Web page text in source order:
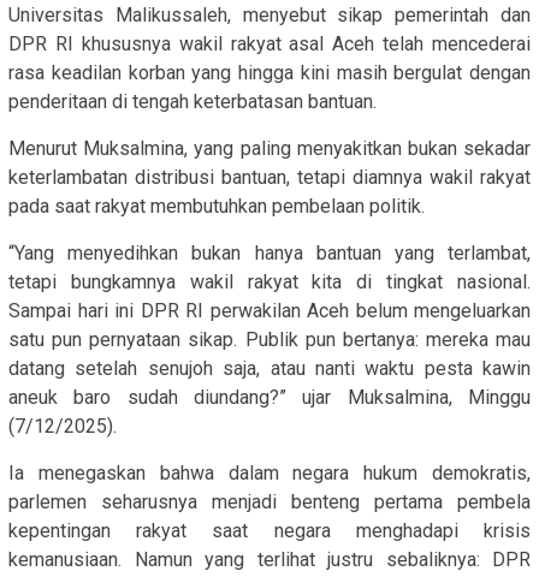
Universitas Malikussaleh, menyebut sikap pemerintah dan
DPR RI khususnya wakil rakyat asal Aceh telah mencederai
rasa keadilan korban yang hingga kini masih bergulat dengan
penderitaan di tengah keterbatasan bantuan.
Menurut Muksalmina, yang paling menyakitkan bukan sekadar
keterlambatan distribusi bantuan, tetapi diamnya wakil rakyat
pada saat rakyat membutuhkan pembelaan politik.
“Yang menyedihkan bukan hanya bantuan yang terlambat,
tetapi bungkamnya wakil rakyat kita di tingkat nasional.
Sampai hari ini DPR RI perwakilan Aceh belum mengeluarkan
satu pun pernyataan sikap. Publik pun bertanya: mereka mau
datang setelah senujoh saja, atau nanti waktu pesta kawin
aneuk baro sudah diundang?” ujar Muksalmina, Minggu
(7/12/2025).
Ia menegaskan bahwa dalam negara hukum demokratis,
parlemen seharusnya menjadi benteng pertama pembela
kepentingan rakyat saat negara menghadapi krisis
kemanusiaan. Namun yang terlihat justru sebaliknya: DPR